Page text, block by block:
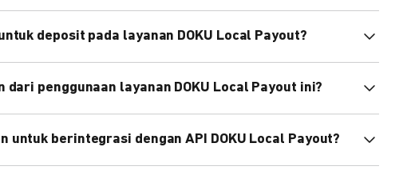
bank kami.
deposit pada layanan DOKU Local Payout?
penggunaan layanan DOKU Local Payout ini?
untuk berintegrasi dengan API DOKU Local Payout?